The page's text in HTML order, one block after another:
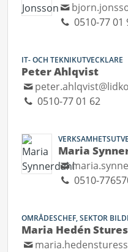
0510-77 01
IT- OCH TEKNIKUTVECKLARE
Peter Ahlqvist
0510-77 01 62
Maria
0510-
OMRÅDESCHEF, SEKTOR
Maria Hedén